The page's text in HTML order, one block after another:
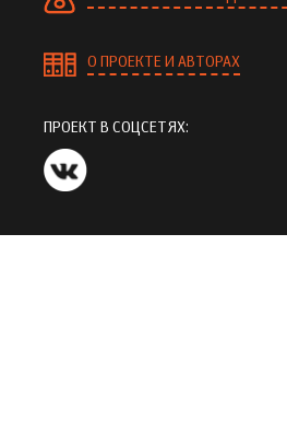
О ПРОЕКТЕ И АВТОРАХ
ПРОЕКТ В СОЦСЕТЯХ: